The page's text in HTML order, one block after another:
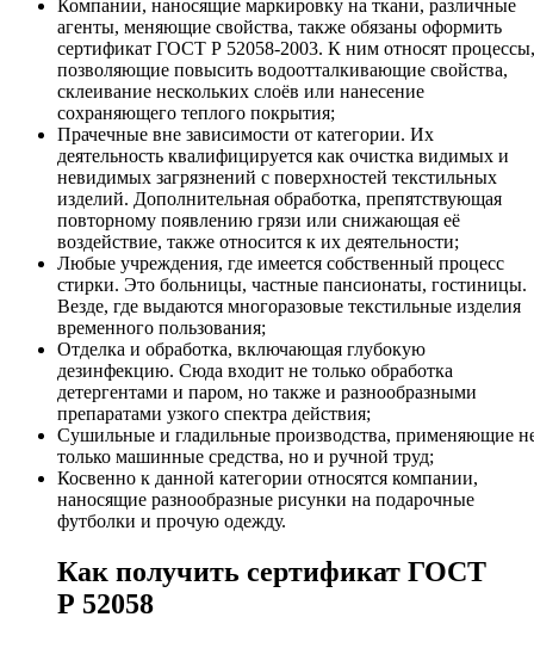
Компании, наносящие маркировку на ткани, различные
агенты, меняющие свойства, также обязаны оформить
сертификат ГОСТ Р 52058-2003. К ним относят процессы,
позволяющие повысить водоотталкивающие свойства,
склеивание нескольких слоёв или нанесение
сохраняющего теплого покрытия;
Прачечные вне зависимости от категории. Их
деятельность квалифицируется как очистка видимых и
невидимых загрязнений с поверхностей текстильных
изделий. Дополнительная обработка, препятствующая
повторному появлению грязи или снижающая её
воздействие, также относится к их деятельности;
Любые учреждения, где имеется собственный процесс
стирки. Это больницы, частные пансионаты, гостиницы.
Везде, где выдаются многоразовые текстильные изделия
временного пользования;
Отделка и обработка, включающая глубокую
дезинфекцию. Сюда входит не только обработка
детергентами и паром, но также и разнообразными
препаратами узкого спектра действия;
Сушильные и гладильные производства, применяющие
только машинные средства, но и ручной труд;
Косвенно к данной категории относятся компании,
наносящие разнообразные рисунки на подарочные
футболки и прочую одежду.
Как получить сертификат ГОСТ
Р 52058